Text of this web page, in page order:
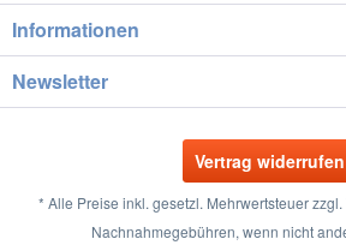
Informationen
Newsletter
Vertrag widerrufen
* Alle Preise inkl. gesetzl. Mehrwertsteuer zzgl.
Nachnahmegebühren, wenn nicht